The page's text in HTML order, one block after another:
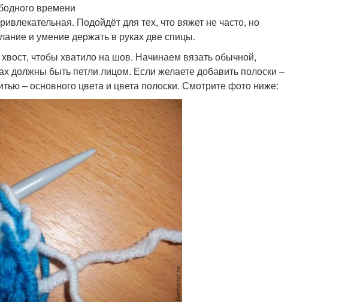
времени
Подойдёт для тех, что вяжет не часто, но
и умение держать в руках две спицы.
чтобы хватило на шов. Начинаем вязать обычной,
должны быть петли лицом. Если желаете добавить полоски –
– основного цвета и цвета полоски. Смотрите фото ниже: